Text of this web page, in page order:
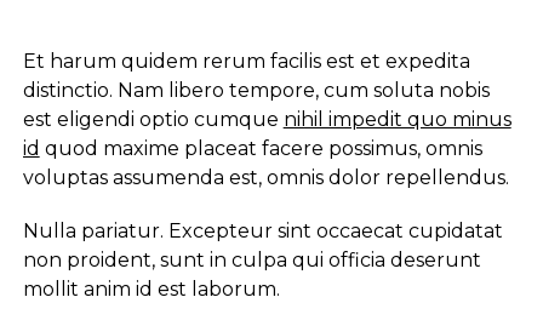
Et harum quidem rerum facilis est et expedita
distinctio. Nam libero tempore, cum soluta nobis
est eligendi optio cumque nihil impedit quo minus
id quod maxime placeat facere possimus, omnis
voluptas assumenda est, omnis dolor repellendus.
Nulla pariatur. Excepteur sint occaecat cupidatat
non proident, sunt in culpa qui officia deserunt
mollit anim id est laborum.